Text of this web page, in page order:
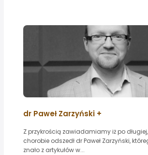
dr Paweł Zarzyński +
Z przykrością zawiadamiamy iż po
chorobie odszedł dr Paweł Zarzyński,
znało z artykułów w...